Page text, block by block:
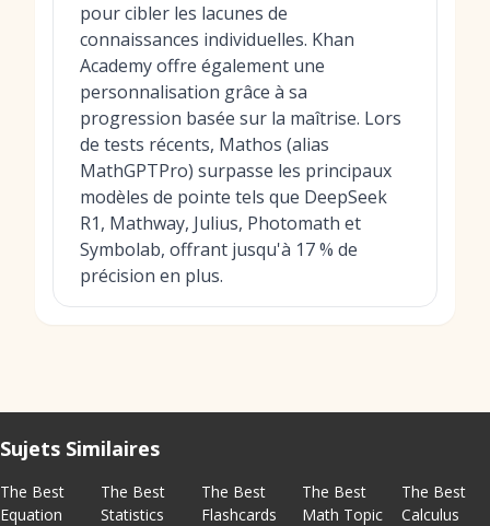
pour cibler les lacunes de
connaissances individuelles. Khan
Academy offre également une
personnalisation grâce à sa
progression basée sur la maîtrise. Lors
de tests récents, Mathos (alias
MathGPTPro) surpasse les principaux
modèles de pointe tels que DeepSeek
R1, Mathway, Julius, Photomath et
Symbolab, offrant jusqu'à 17 % de
précision en plus.
Sujets Similaires
The Best
Equation
The Best
Statistics
The Best
Flashcards
The Best
Math Topic
The Best
Calculus